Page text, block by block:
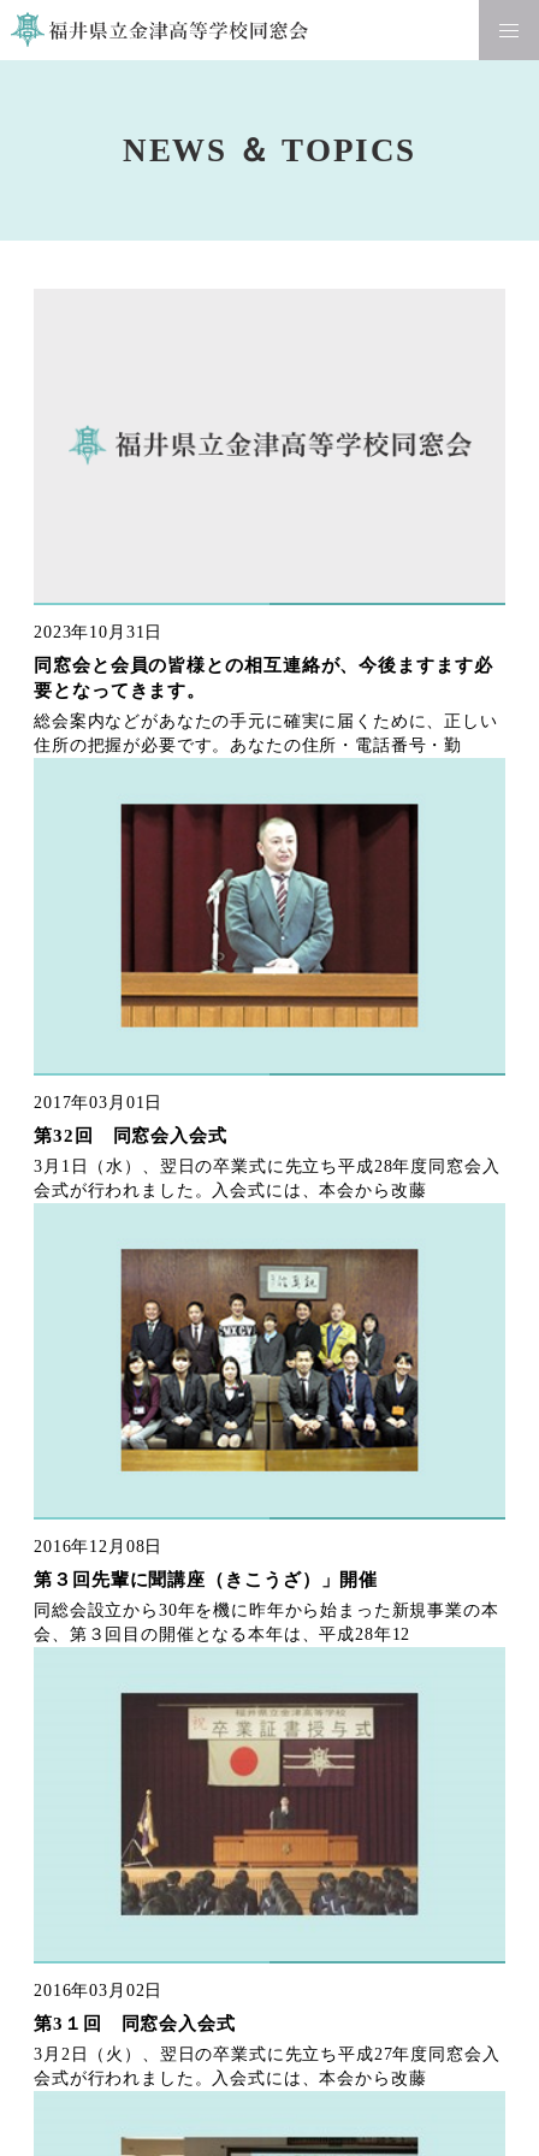
役員紹介
NEWS ＆ TOPICS
2023年10月31日
同窓会と会員の皆様との相互連絡が、今後ますます必
要となってきます。
総会案内などがあなたの手元に確実に届くために、正しい
住所の把握が必要です。あなたの住所・電話番号・勤
2017年03月01日
第32回 同窓会入会式
3月1日（水）、翌日の卒業式に先立ち平成28年度同窓会入
会式が行われました。入会式には、本会から改藤
2016年12月08日
第３回先輩に聞講座（きこうざ）」開催
同総会設立から30年を機に昨年から始まった新規事業の本
会、第３回目の開催となる本年は、平成28年12
2016年03月02日
第3１回 同窓会入会式
3月2日（火）、翌日の卒業式に先立ち平成27年度同窓会入
会式が行われました。入会式には、本会から改藤